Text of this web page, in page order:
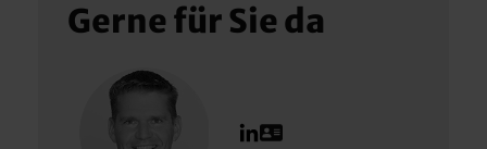
Gerne für Sie da